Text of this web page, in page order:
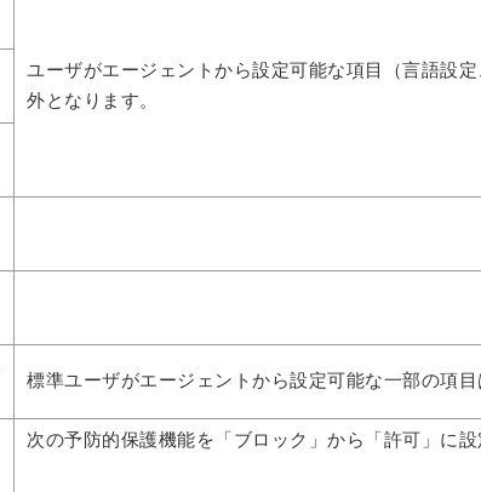
ユーザがエージェントから設定可能な項目（言語設
外となります。
標準ユーザがエージェントから設定可能な一部の項目
次の予防的保護機能を「ブロック」から「許可」に設